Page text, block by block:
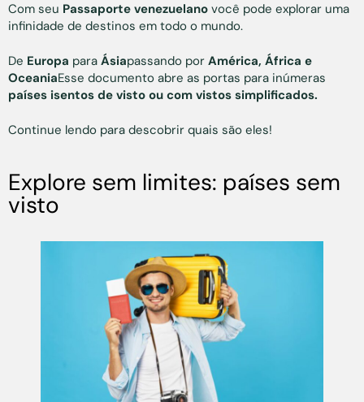
Com seu Passaporte venezuelano você pode explorar uma
infinidade de destinos em todo o mundo.
De Europa para Ásiapassando por América, África e
OceaniaEsse documento abre as portas para inúmeras
países isentos de visto ou com vistos simplificados.
Continue lendo para descobrir quais são eles!
Explore sem limites: países sem
visto